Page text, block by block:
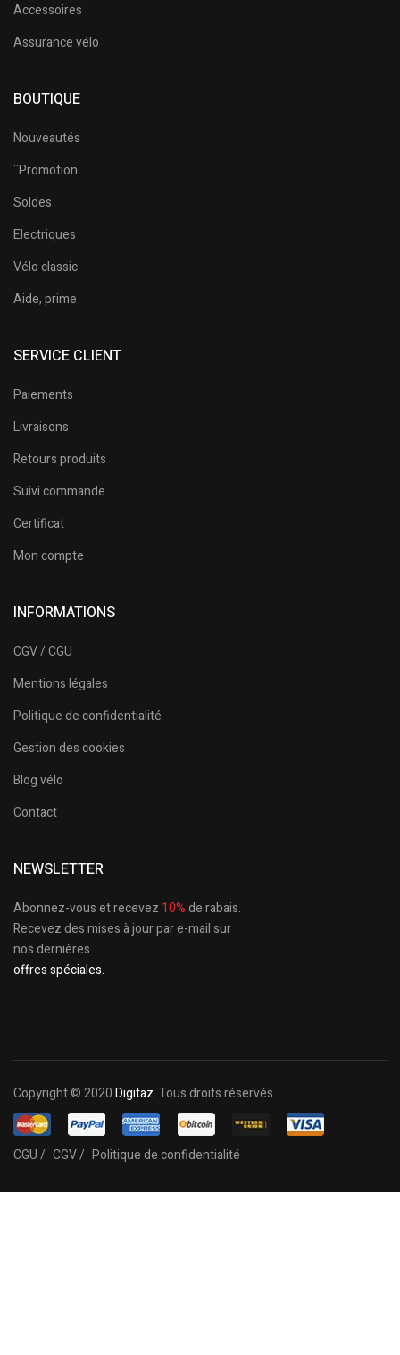
Accessoires
Assurance vélo
BOUTIQUE
Nouveautés
¨Promotion
Soldes
Electriques
Vélo classic
Aide, prime
SERVICE CLIENT
Paiements
Livraisons
Retours produits
Suivi commande
Certificat
Mon compte
INFORMATIONS
CGV / CGU
Mentions légales
Politique de confidentialité
Gestion des cookies
Blog vélo
Contact
NEWSLETTER
Abonnez-vous et recevez 10%de rabais.
Recevez des mises à jour par e-mail sur
nos dernières
offres spéciales.
Copyright © 2020Digitaz. Tous droits réservés.
CGU / CGV / Politique de confidentialité